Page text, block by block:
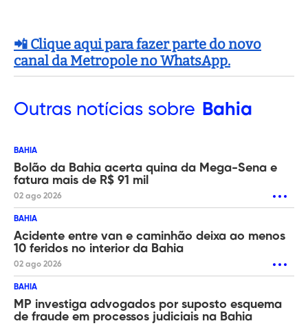
📲 Clique aqui para fazer parte do novo
canal da Metropole no WhatsApp.
Outras notícias sobre Bahia
BAHIA
Bolão da Bahia acerta quina da Mega-Sena e
fatura mais de R$ 91 mil
02 ago 2026
BAHIA
Acidente entre van e caminhão deixa ao menos
10 feridos no interior da Bahia
02 ago 2026
BAHIA
MP investiga advogados por suposto esquema
de fraude em processos judiciais na Bahia